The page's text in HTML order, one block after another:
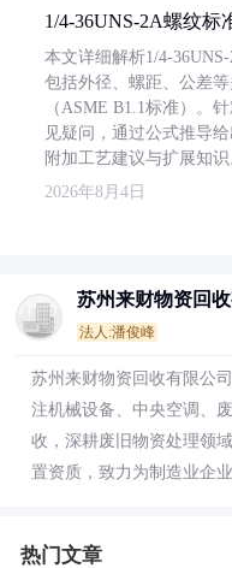
1/4-36UNS-2A螺纹标
本文详细解析1/4-
包括外径、螺距、公差
（ASME B1.1标准）。
见疑问，通过公式推导
附加工艺建议与扩展知识
2026年8月4日
苏州来财物资回
法人:潘俊峰
苏州来财物资回收有限公
注机械设备、中央空调、
收，深耕废旧物资处理领
置资质，致力为制造业企
热门文章